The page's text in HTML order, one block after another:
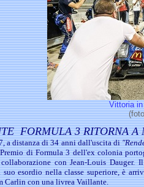
Vittoria
FORMULA 3 RITORNA A
a distanza di 34 anni dall'uscita di
di Formula 3 dell'ex colonia
con Jean-Louis Dauger.
esordio nella classe superiore, è
Carlin con una livrea Vaillante.